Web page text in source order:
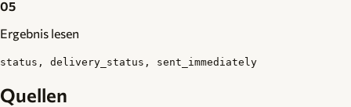
05
Ergebnis lesen
status, delivery_status, sent_immediately
Quellen